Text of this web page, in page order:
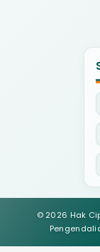
© 2026 Hak